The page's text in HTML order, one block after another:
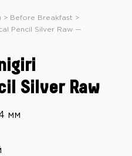
Before Breakfast
Pencil Silver Raw —
Silver Raw
мм